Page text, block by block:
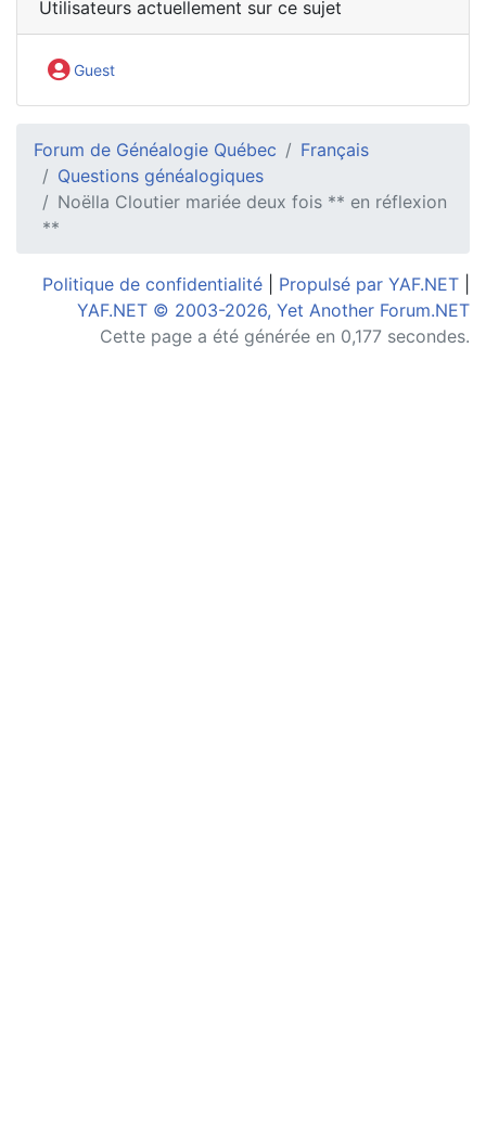
Utilisateurs actuellement sur ce sujet
Guest
Forum de Généalogie Québec
Français
Questions généalogiques
Noëlla Cloutier mariée deux fois ** en réflexion
**
Politique de confidentialité Propulsé par YAF.NET
YAF.NET © 2003-2026, Yet Another Forum.NET
Cette page a été générée en 0,177 secondes.